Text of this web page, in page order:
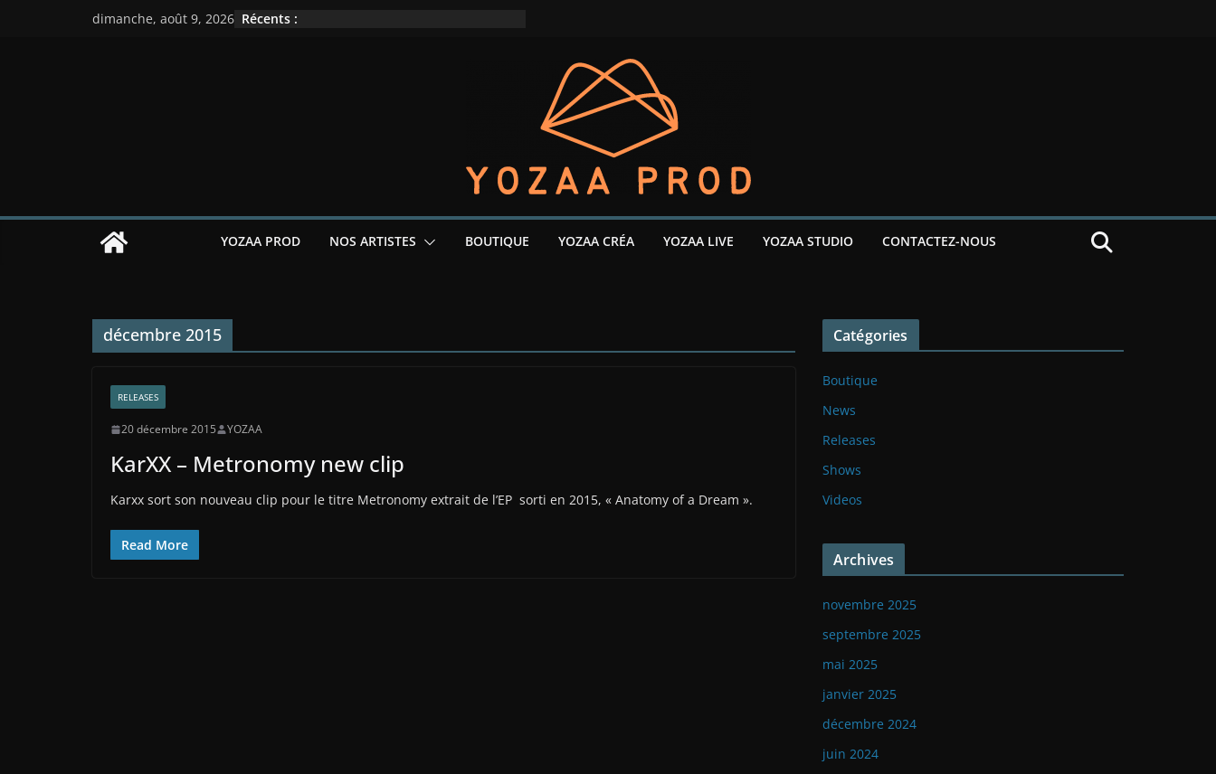
dimanche, août 9, 2026 Récents :
YOZAA PROD NOS ARTISTES BOUTIQUE YOZAA CRÉA YOZAA LIVE YOZAA STUDIO CONTACTEZ-NOUS
décembre 2015
RELEASES
20 décembre 2015 YOZAA
KarXX – Metronomy new clip
Karxx sort son nouveau clip pour le titre Metronomy extrait de l’EP sorti en 2015, « Anatomy of a Dream ».
Read More
Catégories
Boutique
News
Releases
Shows
Videos
Archives
novembre 2025
septembre 2025
mai 2025
janvier 2025
décembre 2024
juin 2024